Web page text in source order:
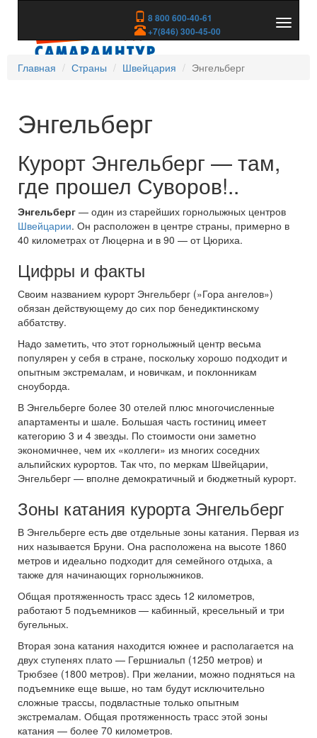
8 800 600-40-61
+7(846) 300-45-00
скрыть
Главная
Страны Швейцария Энгельберг
Энгельберг
Курорт Энгельберг — там,
где прошел Суворов!..
Энгельберг — один из старейших горнолыжных центров
Швейцарии. Он расположен в центре страны, примерно в
40 километрах от Люцерна и в 90 — от Цюриха.
Цифры и факты
Своим названием курорт Энгельберг (»Гора ангелов»)
обязан действующему до сих пор бенедиктинскому
аббатству.
Надо заметить, что этот горнолыжный центр весьма
популярен у себя в стране, поскольку хорошо подходит и
опытным экстремалам, и новичкам, и поклонникам
сноуборда.
В Энгельберге более 30 отелей плюс многочисленные
апартаменты и шале. Большая часть гостиниц имеет
категорию 3 и 4 звезды. По стоимости они заметно
экономичнее, чем их «коллеги» из многих соседних
альпийских курортов. Так что, по меркам Швейцарии,
Энгельберг — вполне демократичный и бюджетный курорт.
Зоны катания курорта Энгельберг
В Энгельберге есть две отдельные зоны катания. Первая из
них называется Бруни. Она расположена на высоте 1860
метров и идеально подходит для семейного отдыха, а
также для начинающих горнолыжников.
Общая протяженность трасс здесь 12 километров,
работают 5 подъемников — кабинный, кресельный и три
бугельных.
Вторая зона катания находится южнее и располагается на
двух ступенях плато — Гершниальп (1250 метров) и
Трюбзее (1800 метров). При желании, можно подняться на
подъемнике еще выше, но там будут исключительно
сложные трассы, подвластные только опытным
экстремалам. Общая протяженность трасс этой зоны
катания — более 70 километров.